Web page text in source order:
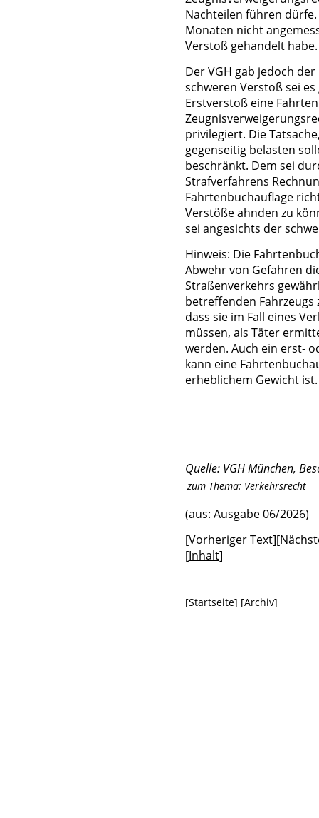
Nachteilen führen
Monaten nicht
Verstoß gehandelt habe.
Der VGH gab jedoch
schweren Verstoß sei
Erstverstoß eine
privilegiert. Die
gegenseitig belasten
beschränkt. Dem sei
Strafverfahrens
Fahrtenbuchauflage
Verstöße ahnden zu
sei angesichts der
Hinweis: Die
Abwehr von Gefahren
Straßenverkehrs
betreffenden
dass sie im Fall eines
müssen, als Täter
werden. Auch ein erst-
kann eine
erheblichem Gewicht ist.
Quelle: VGH München,
zum Thema: Verkehrsrecht
(aus: Ausgabe 06/2026)
[Vorheriger Text][
[Inhalt]
[Startseite] [Archiv]